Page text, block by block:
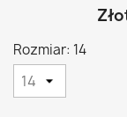
Rozmiar: 14